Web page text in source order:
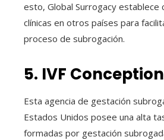
esto, Global Surrogacy establece
clínicas en otros países para
proceso de subrogación.
5. IVF
Esta agencia de gestación
Estados Unidos posee una alta
formadas por gestación